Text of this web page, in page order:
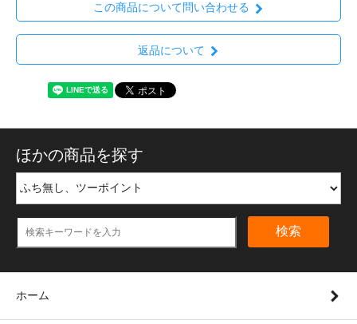
この商品について問い合わせる
返品について
ほかの商品を探す
検索
ホーム